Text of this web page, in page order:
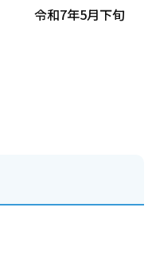
和7年5月下旬